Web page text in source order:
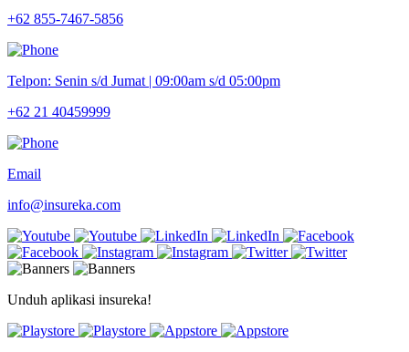
+62 855-7467-5856
Telpon: Senin s/d Jumat | 09:00am s/d 05:00pm
+62 21 40459999
Email
info@insureka.com
Unduh aplikasi insureka!